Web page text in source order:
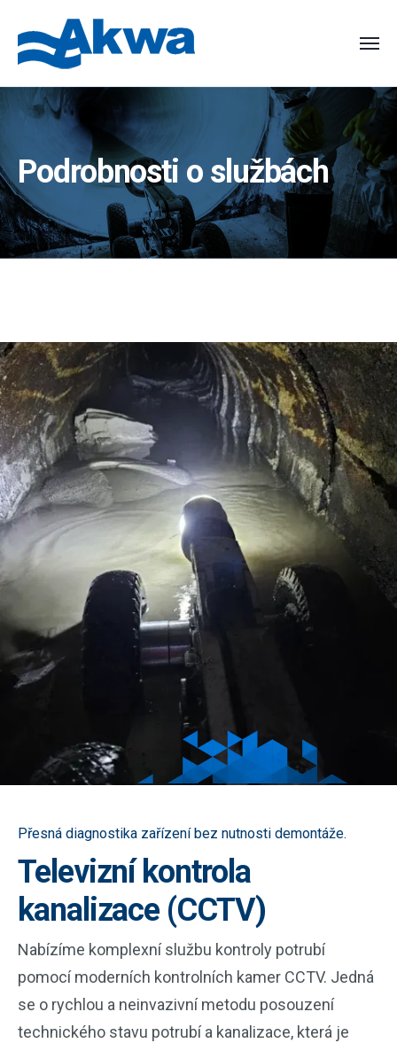
Podrobnosti o službách
Přesná diagnostika zařízení bez nutnosti demontáže.
Televizní kontrola
kanalizace (CCTV)
Nabízíme komplexní službu kontroly potrubí
pomocí moderních kontrolních kamer CCTV. Jedná
se o rychlou a neinvazivní metodu posouzení
technického stavu potrubí a kanalizace, která je